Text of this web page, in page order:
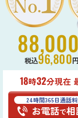
税込96,800
18時32分現在
24時間365日通話
お電話で